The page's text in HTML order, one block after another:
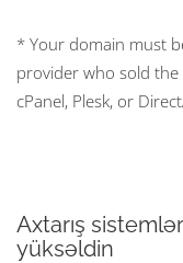
* Your domain must
provider who sold the
cPanel, Plesk, or
Axtarış
yüksəldin